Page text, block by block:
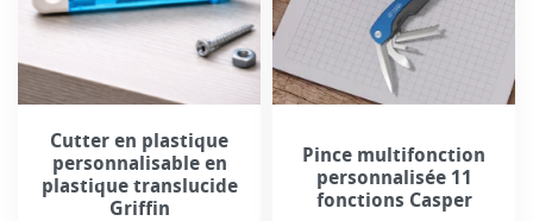
Cutter en plastique
personnalisable en
plastique translucide
Griffin
Pince multifonction
personnalisée 11
fonctions Casper